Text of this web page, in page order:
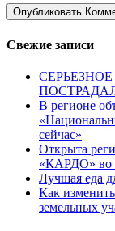
Свежие записи
В регионе
сейчас»
Открыта
«КАРДО» во
Лучшая еда
Как
земельных